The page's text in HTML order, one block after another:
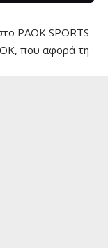
PAOK SPORTS
που αφορά τη